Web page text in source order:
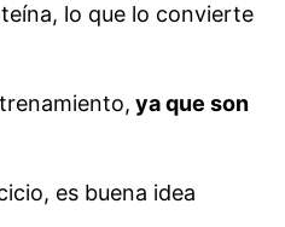
lo que lo convierte
ya que son
es buena idea